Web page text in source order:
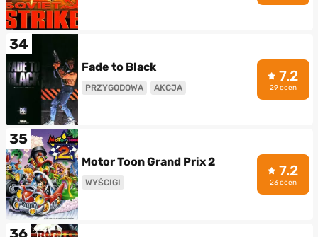
34
Fade to Black
PRZYGODOWA AKCJA
7.2
29 ocen
35
Motor Toon Grand Prix 2
WYŚCIGI
7.2
23 ocen
36